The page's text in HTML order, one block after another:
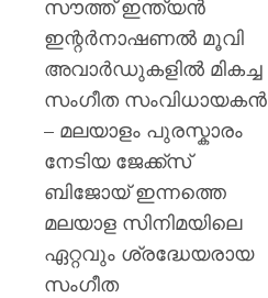
സൗത്ത് ഇന്ത്യൻ
ഇന്റർനാഷണൽ മൂവി
അവാർഡുകളിൽ മികച്ച
സംഗീത സംവിധായകൻ
– മലയാളം പുരസ്കാരം
നേടിയ ജേക്ക്സ്
ബിജോയ് ഇന്നത്തെ
മലയാള സിനിമയിലെ
ഏറ്റവും ശ്രദ്ധേയരായ
സംഗീത